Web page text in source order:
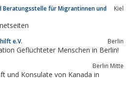
Beratungsstelle für Migrantinnen und
Kiel
e.V. Berlin
Geflüchteter Menschen in Berlin!
Berlin Mitte
und Konsulate von Kanada in